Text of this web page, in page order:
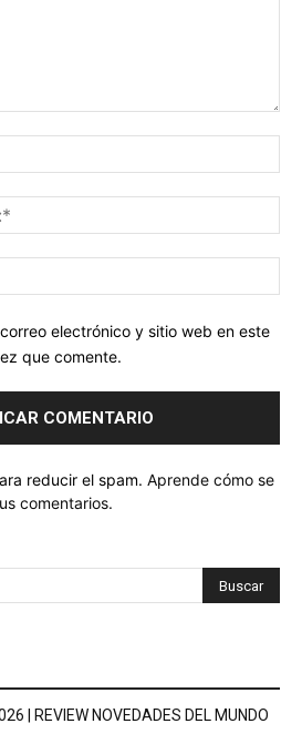
electrónico y sitio web en este
que comente.
reducir el spam. Aprende cómo se
comentarios.
| REVIEW NOVEDADES DEL MUNDO